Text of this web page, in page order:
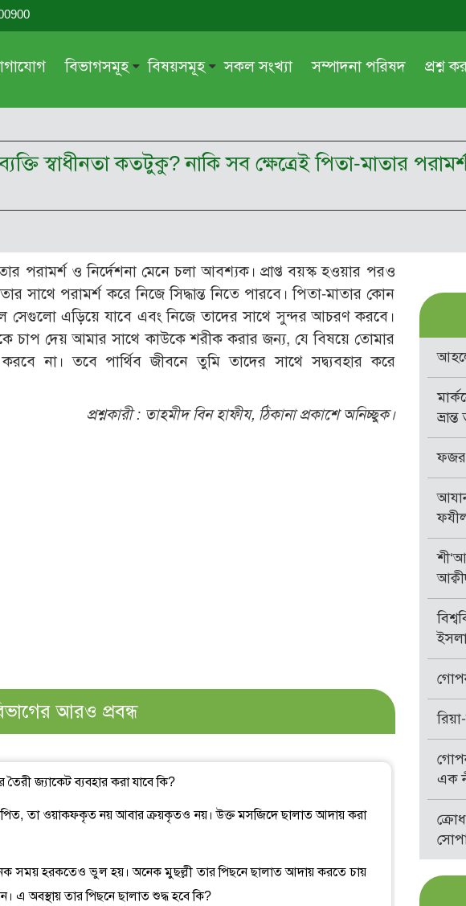
বিভাগসমূহ
দরসে কুরআন
সাময়িক প্রসঙ্গ
সময়ের ভাবনা
মহিলা অঙ্গন
আরও
বিষয়সমূহ
শিক্ষা ও সংস্কৃতি
পরকাল
নীতি-নৈতিকতা
তারবিয়াত
আরও
সকল সংখ্যা সম্পাদনা পরিষদ প্রশ্ন
স্বাধীনতা কতটুকু? নাকি সব ক্ষেত্রেই পিতা-মাতার
পরামর্শ ও নির্দেশনা মেনে চলা আবশ্যক। প্রাপ্ত বয়স্ক হওয়ার পরও
সাথে পরামর্শ করে নিজে সিদ্ধান্ত নিতে পারবে। পিতা-মাতার কোন
সেগুলো এড়িয়ে যাবে এবং নিজে তাদের সাথে সুন্দর আচরণ করবে।
চাপ দেয় আমার সাথে কাউকে শরীক করার জন্য, যে বিষয়ে তোমার
না। তবে পার্থিব জীবনে তুমি তাদের সাথে সদ্ব্যবহার করে
প্রশ্নকারী : তাহমীদ বিন হাফীয, ঠিকানা প্রকাশে অনিচ্ছুক।
আরও প্রবন্ধ
তৈরী জ্যাকেট ব্যবহার করা যাবে কি?
তা ওয়াকফকৃত নয় আবার ক্রয়কৃতও নয়। উক্ত মসজিদে ছালাত আদায় করা
সময় হরকতেও ভুল হয়। অনেক মুছল্লী তার পিছনে ছালাত আদায় করতে চায়
এ অবস্থায় তার পিছনে ছালাত শুদ্ধ হবে কি?
ফজর
এক